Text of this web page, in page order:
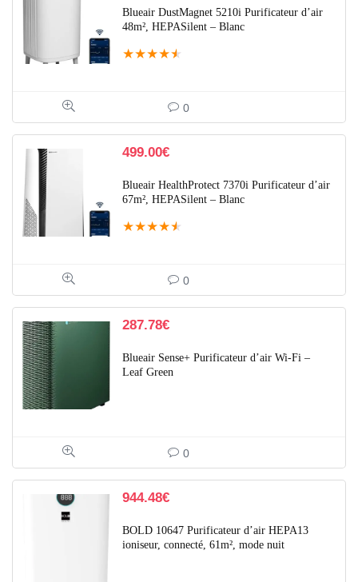
Blueair DustMagnet 5210i Purificateur d’air
48m², HEPASilent – Blanc
★★★★★
0
499.00€
Blueair HealthProtect 7370i Purificateur d’air
67m², HEPASilent – Blanc
★★★★★
0
287.78€
Blueair Sense+ Purificateur d’air Wi-Fi –
Leaf Green
0
944.48€
BOLD 10647 Purificateur d’air HEPA13
ioniseur, connecté, 61m², mode nuit